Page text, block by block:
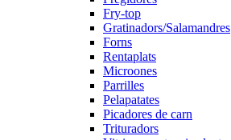
Fry-top
Gratinadors/Salamandres
Forns
Rentaplats
Microones
Parrilles
Pelapatates
Picadores de carn
Trituradors